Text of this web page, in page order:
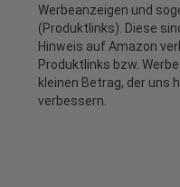
Werbeanzeigen und
(Produktlinks). Diese
Hinweis auf Amazon
Produktlinks bzw.
kleinen Betrag, der uns
verbessern.